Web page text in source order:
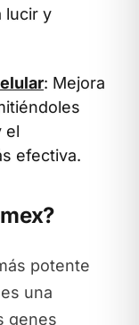
lucir y
: Mejora
el
efectiva.
potente
una
genes